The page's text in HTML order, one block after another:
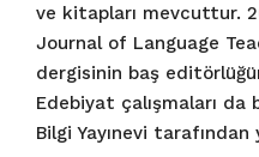
ve kitapları mevcuttur.
Journal of Language
dergisinin baş
Edebiyat çalışmaları da
Bilgi Yayınevi tarafından